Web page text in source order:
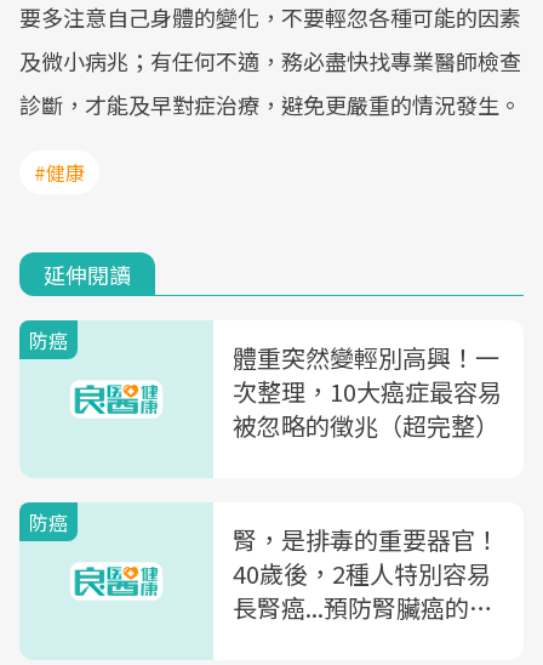
要多注意自己身體的變化，不要輕忽各種可能的因素
及微小病兆；有任何不適，務必盡快找專業醫師檢查
診斷，才能及早對症治療，避免更嚴重的情況發生。
#健康
延伸閱讀
防癌
體重突然變輕別高興！一
次整理，10大癌症最容易
被忽略的徵兆（超完整）
防癌
腎，是排毒的重要器官！
40歲後，2種人特別容易
長腎癌...預防腎臟癌的5